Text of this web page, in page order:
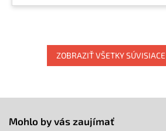
ZOBRAZIŤ VŠETKY
Mohlo by vás zaujímať